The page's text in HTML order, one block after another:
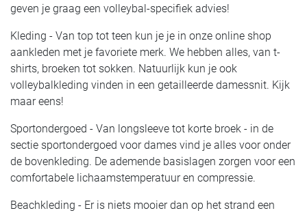
geven je graag een volleybal-specifiek advies!
Kleding - Van top tot teen kun je je in onze online shop
aankleden met je favoriete merk. We hebben alles, van t-
shirts, broeken tot sokken. Natuurlijk kun je ook
volleybalkleding vinden in een getailleerde damessnit. Kijk
maar eens!
Sportondergoed - Van longsleeve tot korte broek - in de
sectie sportondergoed voor dames vind je alles voor onder
de bovenkleding. De ademende basislagen zorgen voor een
comfortabele lichaamstemperatuur en compressie.
Beachkleding - Er is niets mooier dan op het strand een